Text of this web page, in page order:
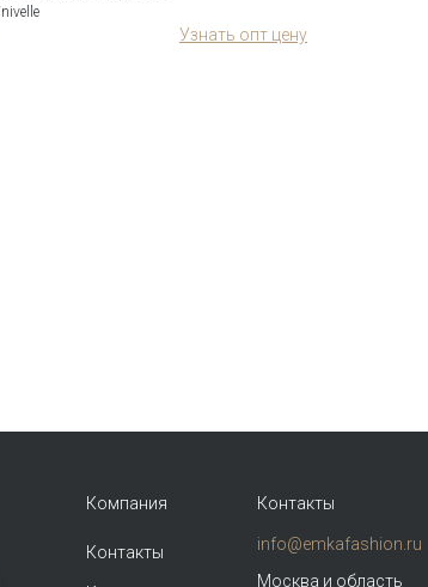
Узнать опт цену
Компания
Контакты
Контакты
info@emkafashion.ru
Москва и область